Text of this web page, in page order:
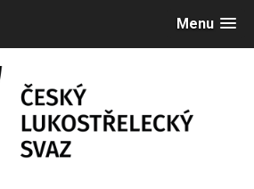
Menu